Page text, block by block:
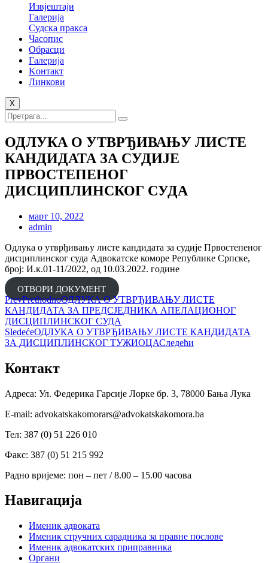
Извјештаји
Галерија
Судска пракса
Часопис
Обрасци
Галерија
Kонтакт
Линкови
X
ОДЛУКА О УТВРЂИВАЊУ ЛИСТЕ
КАНДИДАТА ЗА СУДИЈЕ
ПРВОСТЕПЕНОГ
ДИСЦИПЛИНСКОГ СУДА
март 10, 2022
admin
Одлука о утврђивању листе кандидата за судије Првостепеног
дисциплинског суда Адвокатске коморе Републике Српске,
број: И.к.01-11/2022, од 10.03.2022. године
ОТВОРИ ДОКУМЕНТ
PrevPrethodnoОДЛУКА О УТВРЂИВАЊУ ЛИСТЕ
КАНДИДАТА ЗА ПРЕДСЈЕДНИКА АПЕЛАЦИОНОГ
ДИСЦИПЛИНСКОГ СУДА
SledećeОДЛУКА О УТВРЂИВАЊУ ЛИСТЕ КАНДИДАТА
ЗА ДИСЦИПЛИНСКОГ ТУЖИОЦАСледећи
Контакт
Адреса: Ул. Федерика Гарсије Лорке бр. 3, 78000 Бања Лука
Е-mail: advokatskakomorars@advokatskakomora.ba
Тел: 387 (0) 51 226 010
Факс: 387 (0) 51 215 992
Радно вријеме: пон – пет / 8.00 – 15.00 часова
Навигација
Именик адвоката
Именик стручних сарадника за правне послове
Именик адвокатских приправника
Органи